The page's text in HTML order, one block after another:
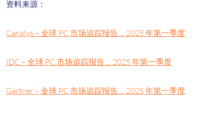
资料来源：
Canalys – 全球 PC 市场追踪报告，2025 年第一季度
IDC – 全球 PC 市场追踪报告，2025 年第一季度
Gartner – 全球 PC 市场追踪报告，2025 年第一季度